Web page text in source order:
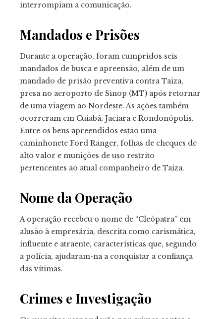
interrompiam a comunicação.
Mandados e Prisões
Durante a operação, foram cumpridos seis
mandados de busca e apreensão, além de um
mandado de prisão preventiva contra Taiza,
presa no aeroporto de Sinop (MT) após retornar
de uma viagem ao Nordeste. As ações também
ocorreram em Cuiabá, Jaciara e Rondonópolis.
Entre os bens apreendidos estão uma
caminhonete Ford Ranger, folhas de cheques de
alto valor e munições de uso restrito
pertencentes ao atual companheiro de Taiza.
Nome da Operação
A operação recebeu o nome de “Cleópatra” em
alusão à empresária, descrita como carismática,
influente e atraente, características que, segundo
a polícia, ajudaram-na a conquistar a confiança
das vítimas.
Crimes e Investigação